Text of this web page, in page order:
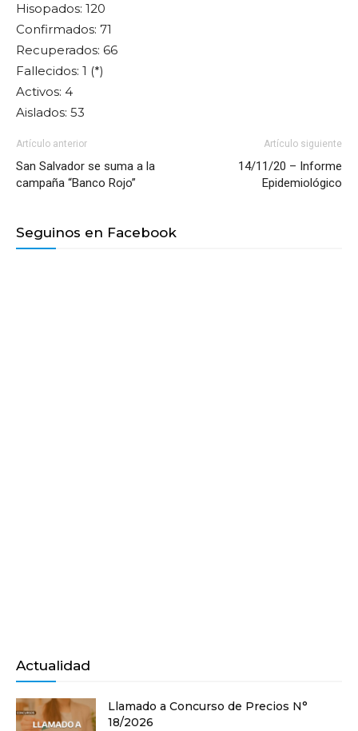
Hisopados: 120
Confirmados: 71
Recuperados: 66
Fallecidos: 1 (*)
Activos: 4
Aislados: 53
Artículo anterior
San Salvador se suma a la
campaña “Banco Rojo”
Artículo siguiente
14/11/20 – Informe
Epidemiológico
Seguinos en Facebook
Actualidad
Llamado a Concurso de Precios N°
18/2026